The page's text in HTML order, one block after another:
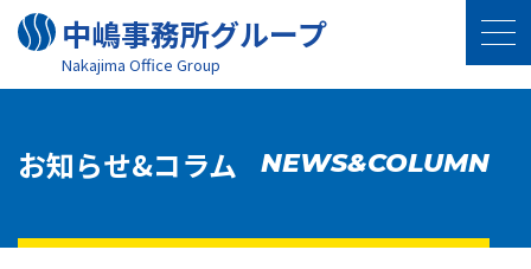
中嶋事務所グループ
Nakajima Oﬃce Group
お知らせ&コラム NEWS&COLUMN